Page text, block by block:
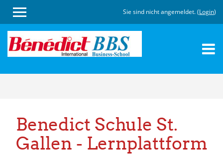
Zum
Hauptinhalt
Sie sind nicht angemeldet. (Login)
Benedict Schule St.
Gallen - Lernplattform